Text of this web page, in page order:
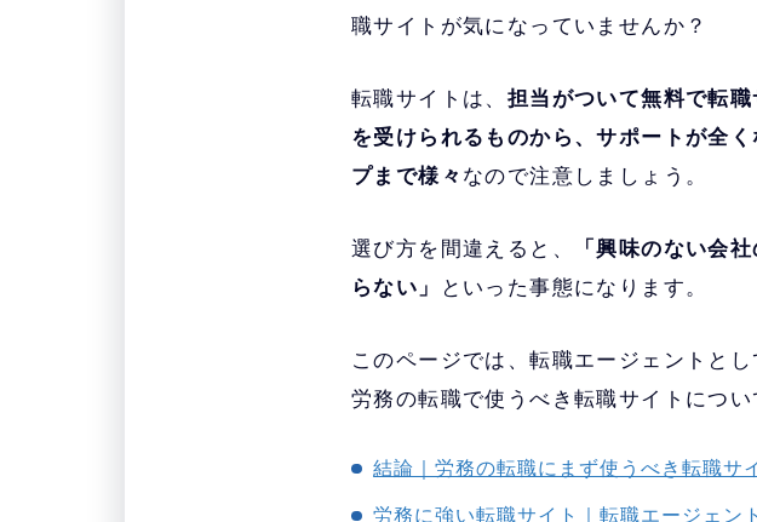
職サイトが気になっていませんか？
転職サイトは、 担当がついて無料で転職
を受けられるものから、サポートが全く
プまで様々 なので注意しましょう。
選び方を間違えると、
「興味のない会
らない」
といった事態になります。
このページでは、転職エージェントと
労務の転職で使うべき転職サイトにつ
結論｜労務の転職にまず使うべき転職サ
労務に強い転職サイト｜転職エージェン